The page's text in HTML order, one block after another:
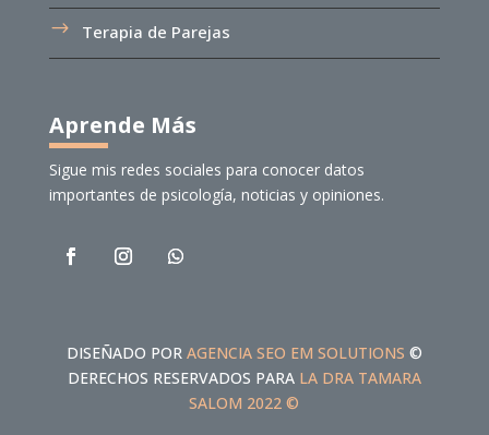
Terapia de Parejas
Aprende Más
Sigue mis redes sociales para conocer datos
importantes de psicología, noticias y opiniones.
DISEÑADO POR AGENCIA SEO EM SOLUTIONS ©
DERECHOS RESERVADOS PARA LA DRA TAMARA
SALOM 2022 ©